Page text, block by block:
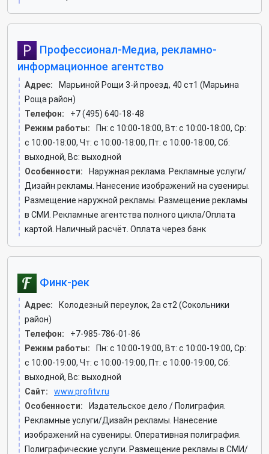
Профессионал-Медиа, рекламно-
информационное агентство
Адрес:
Марьиной Рощи 3-й проезд, 40 ст1 (Марьина
Роща район)
Телефон:
+7 (495) 640-18-48
Режим работы:
Пн: c 10:00-18:00, Вт: c 10:00-18:00, Ср:
c 10:00-18:00, Чт: c 10:00-18:00, Пт: c 10:00-18:00, Сб:
выходной, Вс: выходной
Особенности:
Наружная реклама. Рекламные услуги/
Дизайн рекламы. Нанесение изображений на сувениры.
Размещение наружной рекламы. Размещение рекламы
в СМИ. Рекламные агентства полного цикла/Оплата
картой. Наличный расчёт. Оплата через банк
Финк-рек
Адрес:
Колодезный переулок, 2а ст2 (Сокольники
район)
Телефон:
+7-985-786-01-86
Режим работы:
Пн: c 10:00-19:00, Вт: c 10:00-19:00, Ср:
c 10:00-19:00, Чт: c 10:00-19:00, Пт: c 10:00-19:00, Сб:
выходной, Вс: выходной
Сайт:
www.profitv.ru
Особенности:
Издательское дело / Полиграфия.
Рекламные услуги/Дизайн рекламы. Нанесение
изображений на сувениры. Оперативная полиграфия.
Полиграфические услуги. Размещение рекламы в СМИ/